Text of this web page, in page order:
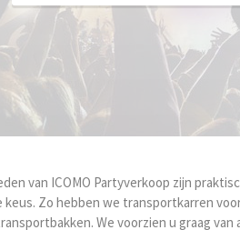
van ICOMO Partyverkoop zijn
Zo hebben we transportkarren
We voorzien u graag van